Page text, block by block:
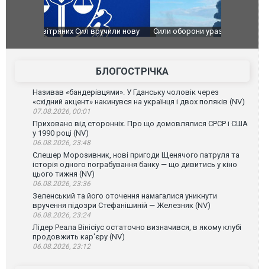
Сили оборони уразили Ярославський НПЗ:
атаку. ВІДЕО
Неймар
БЛОГОСТРІЧКА
Називав «бандерівцями». У Гданську чоловік через
«східний акцент» накинувся на українця і двох поляків (NV)
07.08.2026, 00:01
Приховано від сторонніх. Про що домовлялися СРСР і США
у 1990 році (NV)
06.08.2026, 23:48
Слешер Морозивник, нові пригоди Щенячого патруля та
історія одного пограбування банку — що дивитись у кіно
цього тижня (NV)
06.08.2026, 23:36
Зеленський та його оточення намагалися уникнути
вручення підозри Стефанішиній — Железняк (NV)
06.08.2026, 23:24
Лідер Реала Вінісіус остаточно визначився, в якому клубі
продовжить кар'єру (NV)
06.08.2026, 23:12